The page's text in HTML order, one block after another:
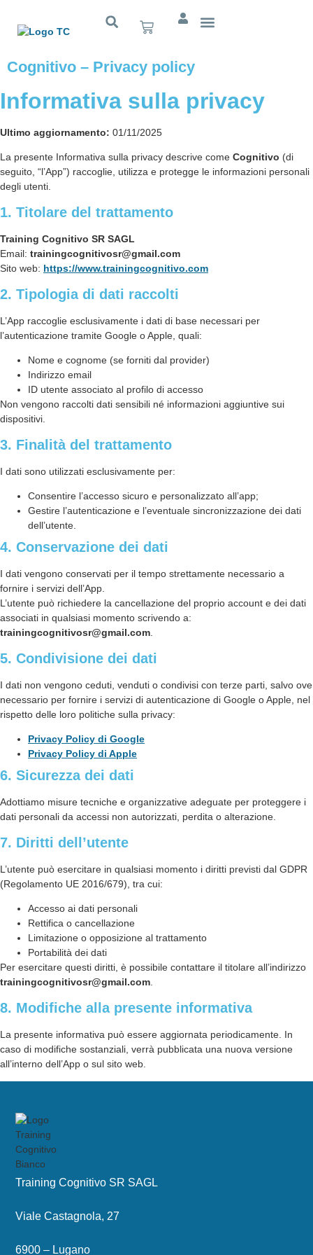
Cognitivo – Privacy policy
Informativa sulla privacy
Ultimo aggiornamento: 01/11/2025
La presente Informativa sulla privacy descrive come Cognitivo (di
seguito, “l’App”) raccoglie, utilizza e protegge le informazioni personali
degli utenti.
1. Titolare del trattamento
Training Cognitivo SR SAGL
Email: trainingcognitivosr@gmail.com
Sito web: https://www.trainingcognitivo.com
2. Tipologia di dati raccolti
L’App raccoglie esclusivamente i dati di base necessari per
l’autenticazione tramite Google o Apple, quali:
Nome e cognome (se forniti dal provider)
Indirizzo email
ID utente associato al profilo di accesso
Non vengono raccolti dati sensibili né informazioni aggiuntive sui
dispositivi.
3. Finalità del trattamento
I dati sono utilizzati esclusivamente per:
Consentire l’accesso sicuro e personalizzato all’app;
Gestire l’autenticazione e l’eventuale sincronizzazione dei dati
dell’utente.
4. Conservazione dei dati
I dati vengono conservati per il tempo strettamente necessario a
fornire i servizi dell’App.
L’utente può richiedere la cancellazione del proprio account e dei dati
associati in qualsiasi momento scrivendo a:
trainingcognitivosr@gmail.com
5. Condivisione dei dati
I dati non vengono ceduti, venduti o condivisi con terze parti, salvo ove
necessario per fornire i servizi di autenticazione di Google o Apple, nel
rispetto delle loro politiche sulla privacy:
Privacy Policy di Google
Privacy Policy di Apple
6. Sicurezza dei dati
Adottiamo misure tecniche e organizzative adeguate per proteggere i
dati personali da accessi non autorizzati, perdita o alterazione.
7. Diritti dell’utente
L’utente può esercitare in qualsiasi momento i diritti previsti dal GDPR
(Regolamento UE 2016/679), tra cui:
Accesso ai dati personali
Rettifica o cancellazione
Limitazione o opposizione al trattamento
Portabilità dei dati
Per esercitare questi diritti, è possibile contattare il titolare all’indirizzo
trainingcognitivosr@gmail.com
8. Modifiche alla presente informativa
La presente informativa può essere aggiornata periodicamente. In
caso di modifiche sostanziali, verrà pubblicata una nuova versione
all’interno dell’App o sul sito web.
Training Cognitivo SR SAGL
Viale Castagnola, 27
6900 – Lugano